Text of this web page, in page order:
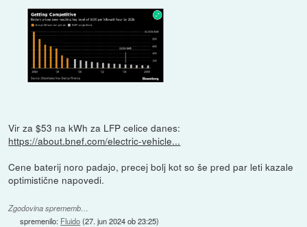
Vir za $53 na kWh za LFP celice danes:
https://about.bnef.com/electric-vehicle...
Cene baterij noro padajo, precej bolj kot so še pred par leti kazale
optimistične napovedi.
Zgodovina sprememb…
spremenilo: Fluido(27. jun 2024 ob 23:25)